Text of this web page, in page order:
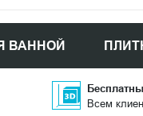
ВАННОЙ
Всем